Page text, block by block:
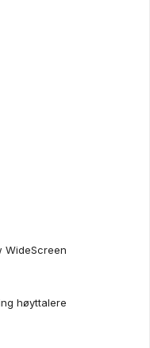
WideScreen
høyttalere